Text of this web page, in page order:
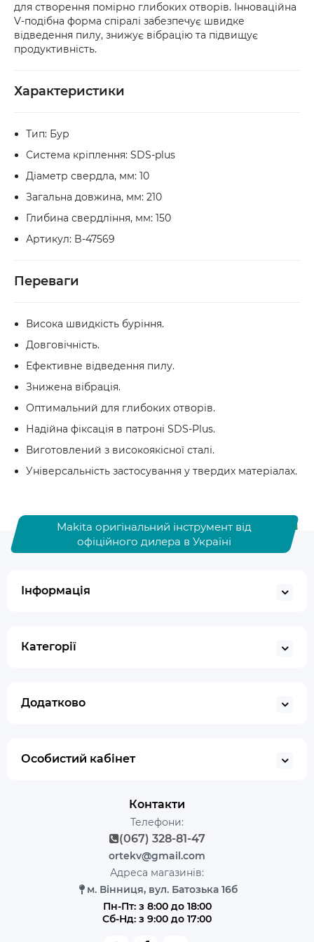
рахунок.
безпосередньо у відділенні. Якщо упаковка
або товар мають пошкодження, обов’язково
оформіть акт разом із працівником служби
доставки.
для створення помірно глибоких отворів. Інноваційна
V-подібна форма спіралі забезпечує швидке
відведення пилу, знижує вібрацію та підвищує
продуктивність.
Характеристики
Тип: Бур
Система кріплення: SDS-plus
Діаметр свердла, мм: 10
Загальна довжина, мм: 210
Глибина свердління, мм: 150
Артикул: B-47569
Переваги
Висока швидкість буріння.
Довговічність.
Ефективне відведення пилу.
Знижена вібрація.
Оптимальний для глибоких отворів.
Надійна фіксація в патроні SDS-Plus.
Виготовлений з високоякісної сталі.
Універсальність застосування у твердих матеріалах.
Makita оригінальний інструмент від
офіційного дилера в Україні
Інформація
Категорії
Додатково
Особистий кабінет
Контакти
Телефони:
(067) 328-81-47
ortekv@gmail.com
Адреса магазинів:
м. Вінниця, вул. Батозька 16б
Пн-Пт: з 8:00 до 18:00
Сб-Нд: з 9:00 до 17:00